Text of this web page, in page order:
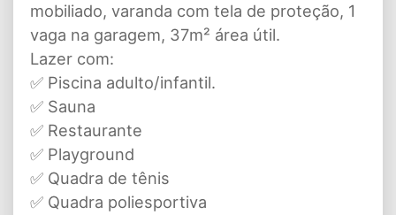
mobiliado, varanda com tela de proteção, 1
vaga na garagem, 37m² área útil.
Lazer com:
✅ Piscina adulto/infantil.
✅ Sauna
✅ Restaurante
✅ Playground
✅ Quadra de tênis
✅ Quadra poliesportiva